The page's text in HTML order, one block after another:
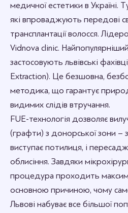
медичної естетики в Україні.
які впроваджують передові
трансплантації волосся.
Vidnova clinic.
застосовують львівські
Extraction). Це безшовна,
методика, що гарантує
видимих слідів втручання.
FUE-технологія дозволяє
(графти) з донорської зони –
виступає потилиця, і
облисіння. Завдяки
процедура проходить
основною причиною, чому
Львові набуває все більшої